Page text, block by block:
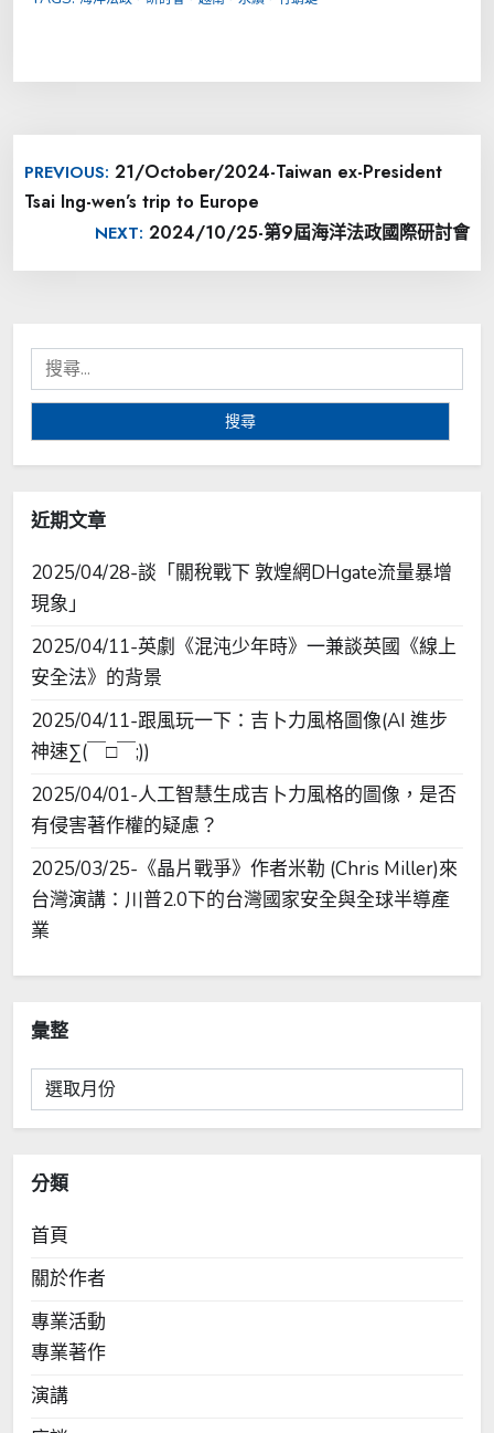
章
覽
PREVIOUS: 21/October/2024-Taiwan ex-President
Tsai Ing-wen’s trip to Europe
NEXT: 2024/10/25-第9屆海洋法政國際研討會
搜
尋
近期文章
2025/04/28-談「關稅戰下 敦煌網DHgate流量暴增
現象」
2025/04/11-英劇《混沌少年時》一兼談英國《線上
安全法》的背景
2025/04/11-跟風玩一下：吉卜力風格圖像(AI 進步
神速∑(￣□￣;))
2025/04/01-人工智慧生成吉卜力風格的圖像，是否
有侵害著作權的疑慮？
2025/03/25-《晶片戰爭》作者米勒 (Chris Miller)來
台灣演講：川普2.0下的台灣國家安全與全球半導產
業
彙整
彙
整
分類
首頁
關於作者
專業活動
專業著作
演講